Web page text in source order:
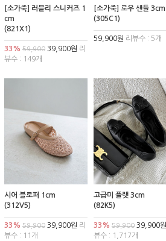
[소가죽] 러블리 스니커즈 1
cm
(821X1)
33% 59,900 39,900원 리
뷰수 : 149개
[소가죽] 로우 샌들 3cm
(305C1)
59,900원 리뷰수 : 5개
시어 블로퍼 1cm
(312V5)
33% 59,900 39,900원 리
뷰수 : 11개
고급미 플랫 3cm
(82K5)
33% 59,90039,900원
뷰수 : 1,717개